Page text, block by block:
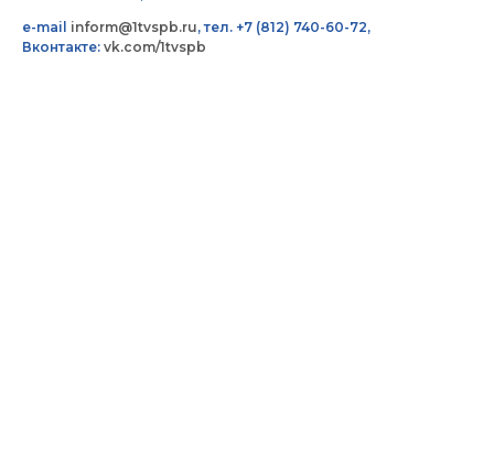
e-mail inform@1tvspb.ru, тел. +7 (812) 740-60-72,
Вконтакте: vk.com/1tvspb